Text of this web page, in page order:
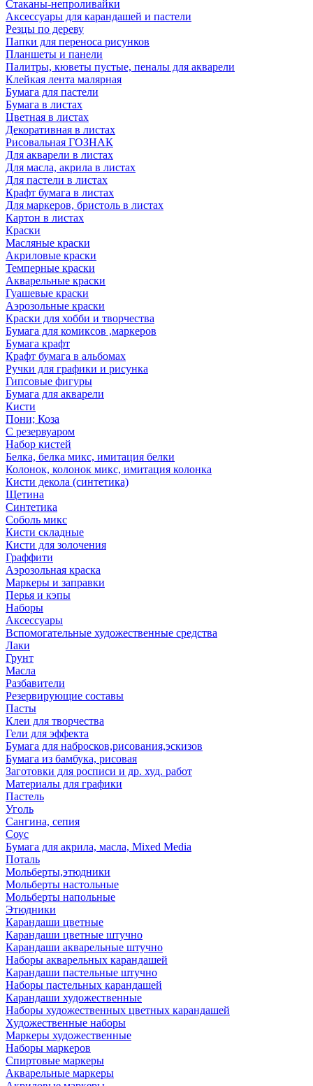
Стаканы-непроливайки
Аксессуары для карандашей и пастели
Резцы по дереву
Папки для переноса рисунков
Планшеты и панели
Палитры, кюветы пустые, пеналы для акварели
Клейкая лента малярная
Бумага для пастели
Бумага в листах
Цветная в листах
Декоративная в листах
Рисовальная ГОЗНАК
Для акварели в листах
Для масла, акрила в листах
Для пастели в листах
Крафт бумага в листах
Для маркеров, бристоль в листах
Картон в листах
Краски
Масляные краски
Акриловые краски
Темперные краски
Акварельные краски
Гуашевые краски
Аэрозольные краски
Краски для хобби и творчества
Бумага для комиксов ,маркеров
Бумага крафт
Крафт бумага в альбомах
Ручки для графики и рисунка
Гипсовые фигуры
Бумага для акварели
Кисти
Пони; Коза
С резервуаром
Набор кистей
Белка, белка микс, имитация белки
Колонок, колонок микс, имитация колонка
Кисти декола (синтетика)
Щетина
Синтетика
Соболь микс
Кисти складные
Кисти для золочения
Граффити
Аэрозольная краска
Маркеры и заправки
Перья и кэпы
Наборы
Аксессуары
Вспомогательные художественные средства
Лаки
Грунт
Масла
Разбавители
Резервирующие составы
Пасты
Клеи для творчества
Гели для эффекта
Бумага для набросков,рисования,эскизов
Бумага из бамбука, рисовая
Заготовки для росписи и др. худ. работ
Материалы для графики
Пастель
Уголь
Сангина, сепия
Соус
Бумага для акрила, масла, Mixed Media
Поталь
Мольберты,этюдники
Мольберты настольные
Мольберты напольные
Этюдники
Карандаши цветные
Карандаши цветные штучно
Карандаши акварельные штучно
Наборы акварельных карандашей
Карандаши пастельные штучно
Наборы пастельных карандашей
Карандаши художественные
Наборы художественных цветных карандашей
Художественные наборы
Маркеры художественные
Наборы маркеров
Спиртовые маркеры
Акварельные маркеры